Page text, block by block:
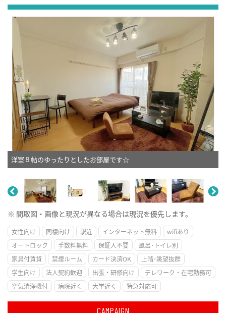
洋室８帖のゆったりとしたお部屋です☆
※ 間取図・画像と現況が異なる場合は現況を優先します。
女性向け 同棲向け 駅近 インターネット無料
wifiあり
オートロック
手数料無料 保証人不要
風呂･トイレ別
家具付賃貸
禁煙ルーム カード決済OK
上階･眺望抜群
学生向け
法人契約歓迎 出張・研修向け
テレワーク・在宅勤務可
空気清浄機付
病院近く 大学近く 特急対応可
CAMPAIGN